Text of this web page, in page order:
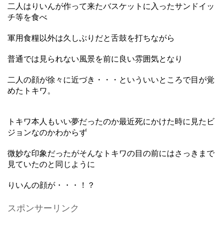
二人はりいんが作って来たバスケットに入ったサンドイッ
チ等を食べ
軍用食糧以外は久しぶりだと舌鼓を打ちながら
普通では見られない風景を前に良い雰囲気となり
二人の顔が徐々に近づき・・・といういいところで目が覚
めたトキワ。
トキワ本人もいい夢だったのか最近死にかけた時に見たビ
ジョンなのかわからず
微妙な印象だったがそんなトキワの目の前にはさっきまで
見ていたのと同じように
りいんの顔が・・・！？
スポンサーリンク